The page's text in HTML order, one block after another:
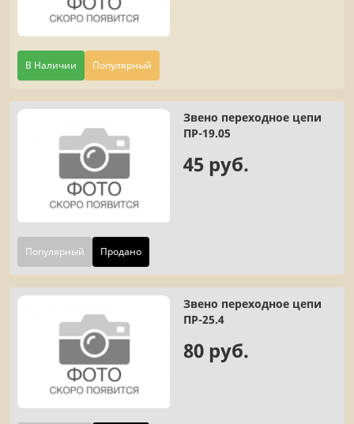
В Наличии Популярный
Популярный Продано
Звено переходное цепи
ПР-19.05
45 руб.
Звено переходное цепи
ПР-25.4
80 руб.